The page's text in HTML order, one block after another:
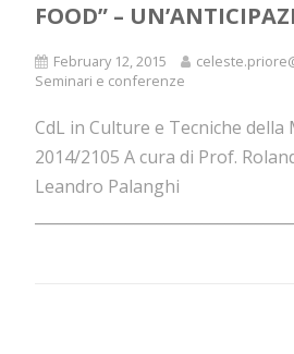
FOOD” –
February 12, 2015
Seminari e conferenze
CdL in Culture e Tecniche della
2014/2105 A cura di Prof.
Leandro Palanghi